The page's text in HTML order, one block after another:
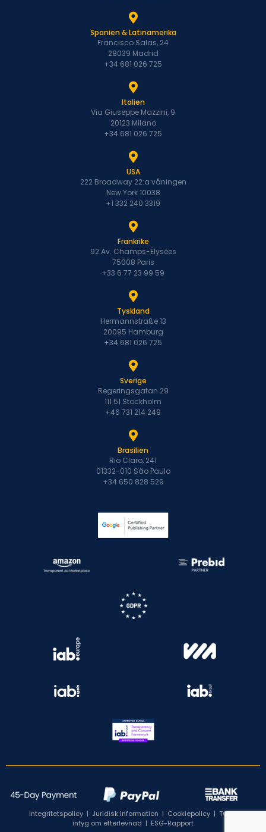
Spanien & Latinamerika
Francisco Salas, 24
28039 Madrid
+34 681 026 725
Italien
Via Giuseppe Mazzini, 9
20123 Milano
+34 681 026 725
USA
222 Broadway 22:a våningen
New York 10038
+1 332 240 3319
Frankrike
92 Av. Champs-Élysées
75008 Paris
+33 6 77 23 99 59
Tyskland
Hermannstraße 13
20095 Hamburg
+34 681 026 725
Sverige
Regeringsgatan 29
111 51 Stockholm
+46 731 214 249
Brasilien
Rio Claro, 241
01332-010 São Paulo
+34 650 828 529
Integritetspolicy | Juridisk information | Cookiepolicy | TCF:s
intyg om efterlevnad | ESG-Rapport